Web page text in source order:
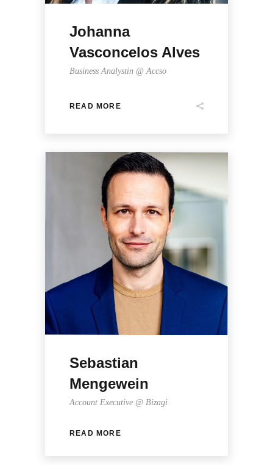
Johanna
Vasconcelos Alves
Business Analystin @ Accso
READ MORE
Sebastian
Mengewein
Account Executive @ Bizagi
READ MORE